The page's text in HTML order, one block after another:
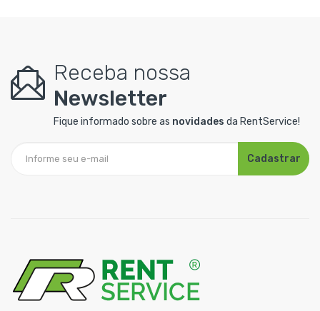
Receba nossa
Newsletter
Fique informado sobre as novidades da RentService!
Cadastrar